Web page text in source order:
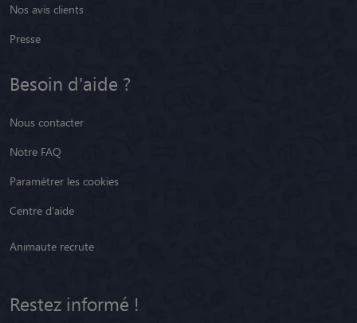
Nos avis clients
Presse
Besoin d'aide ?
Nous contacter
Notre FAQ
Paramétrer les cookies
Centre d'aide
Animaute recrute
Restez informé !